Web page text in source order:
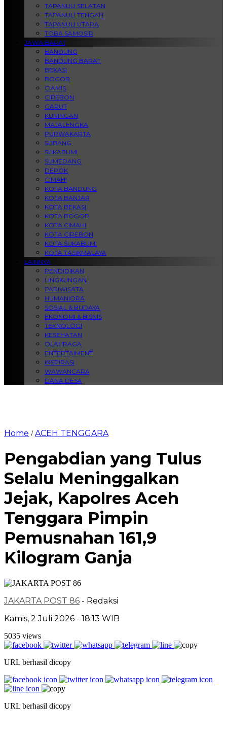
TAPANULI SELATAN
TAPANULI TENGAH
TAPANULI UTARA
TOBA SAMOSIR
JAWA BARAT
BANDUNG
BANDUNG BARAT
BEKASI
BOGOR
CIAMIS
CIREBON
GARUT
KUNINGAN
MAJALENGKA
PURWAKARTA
SUBANG
SUKABUMI
SUMEDANG
DEPOK
CIMAHI
KOTA BANDUNG
KOTA BANJAR
KOTA BEKASI
KOTA BOGOR
KOTA CIMAHI
KOTA CIREBON
KOTA SUKABUMI
KOTA TASIKMALAYA
LAINNYA
PENDIDIKAN
LINGKUNGAN
PARIWISATA
HUMANIORA
SOSIAL & BUDAYA
EKONOMI & BISNIS
TEKNOLOGI
KESEHATAN
OLAHRAGA
ENTERTAIMENT
INSPIRASI
WAWANCARA
DANA DESA
Home /ACEH TENGGARA
Pengabdian yang Tulus
Selalu Meninggalkan
Jejak, Kapolres Aceh
Tenggara Pimpin
Pemusnahan 161,9
Kilogram Ganja
JAKARTA POST 86 - Redaksi
Kamis, 2 Juli 2026 - 18:13 WIB
5035 views
URL berhasil dicopy
URL berhasil dicopy